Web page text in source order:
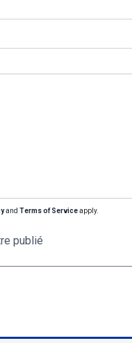
and Terms of Serviceapply.
publié